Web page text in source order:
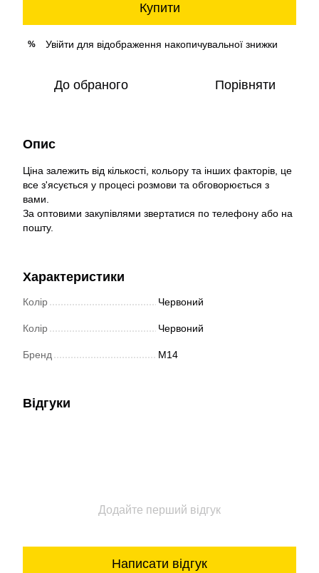
Купити
% Увійти для відображення накопичувальної знижки
До обраного Порівняти
Опис
Ціна залежить від кількості, кольору та інших факторів, це
все з'ясується у процесі розмови та обговорюється з
вами.
За оптовими закупівлями звертатися по телефону або на
пошту.
Характеристики
Колір Червоний
Колір Червоний
Бренд M14
Відгуки
Додайте перший відгук
Написати відгук